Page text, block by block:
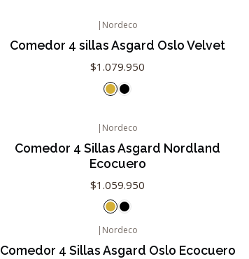
| Nordeco
Comedor 4 sillas Asgard Oslo Velvet
$1.079.950
| Nordeco
Comedor 4 Sillas Asgard Nordland
Ecocuero
$1.059.950
| Nordeco
Comedor 4 Sillas Asgard Oslo Ecocuero